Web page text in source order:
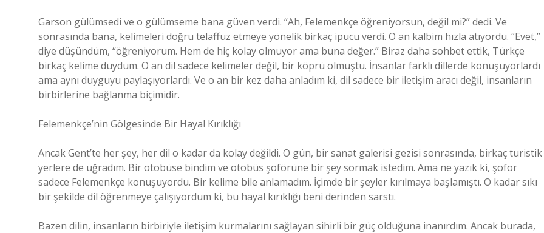
Garson gülümsedi ve o gülümseme bana güven verdi. “Ah, Felemenkçe öğreniyorsun, değil mi?” dedi. Ve
sonrasında bana, kelimeleri doğru telaffuz etmeye yönelik birkaç ipucu verdi. O an kalbim hızla atıyordu. “Evet,”
diye düşündüm, “öğreniyorum. Hem de hiç kolay olmuyor ama buna değer.” Biraz daha sohbet ettik, Türkçe
birkaç kelime duydum. O an dil sadece kelimeler değil, bir köprü olmuştu. İnsanlar farklı dillerde konuşuyorlardı
ama aynı duyguyu paylaşıyorlardı. Ve o an bir kez daha anladım ki, dil sadece bir iletişim aracı değil, insanların
birbirlerine bağlanma biçimidir.
Felemenkçe’nin Gölgesinde Bir Hayal Kırıklığı
Ancak Gent’te her şey, her dil o kadar da kolay değildi. O gün, bir sanat galerisi gezisi sonrasında, birkaç turistik
yerlere de uğradım. Bir otobüse bindim ve otobüs şoförüne bir şey sormak istedim. Ama ne yazık ki, şoför
sadece Felemenkçe konuşuyordu. Bir kelime bile anlamadım. İçimde bir şeyler kırılmaya başlamıştı. O kadar sıkı
bir şekilde dil öğrenmeye çalışıyordum ki, bu hayal kırıklığı beni derinden sarstı.
Bazen dilin, insanların birbiriyle iletişim kurmalarını sağlayan sihirli bir güç olduğuna inanırdım. Ancak burada,